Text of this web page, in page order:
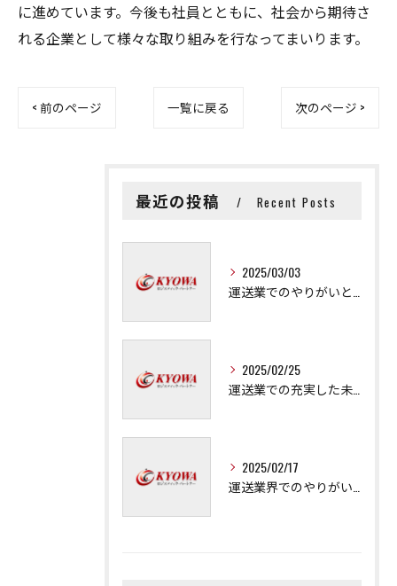
に進めています。今後も社員とともに、社会から期待さ
れる企業として様々な取り組みを行なってまいります。
< 前のページ 一覧に戻る 次のページ >
最近の投稿 Recent Posts
2025/03/03
2025/02/25
2025/02/17